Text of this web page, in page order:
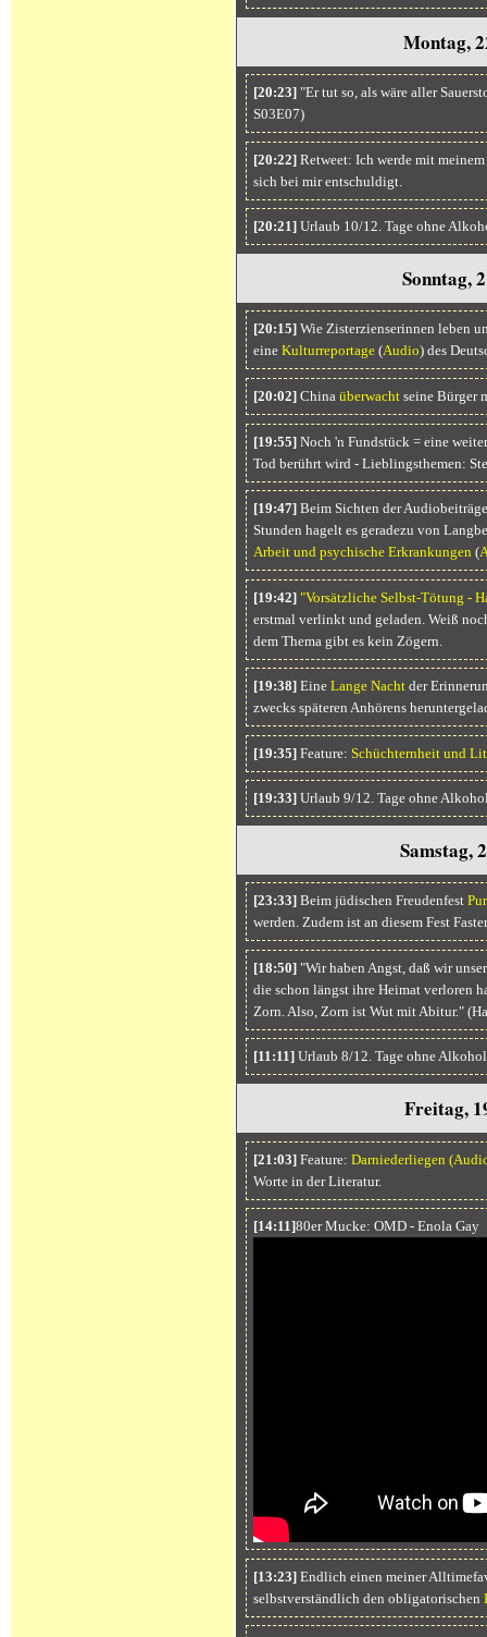
Montag,
[20:23]"Er tut so, als wäre aller
S03E07)
[20:22]Retweet: Ich werde mit
sich bei mir entschuldigt.
[20:21]Urlaub 10/12. Tage ohne
Sonntag,
[20:15]Wie Zisterzienserinnen leben
eine Kulturreportage(Audio) des
[20:02]China überwachtseine Bürger
[19:55]Noch 'n Fundstück = eine
Tod berührt wird - Lieblingsthemen:
[19:47]Beim Sichten der
Stunden hagelt es geradezu von
Arbeit und psychische Erkrankungen (
[19:42] "Vorsätzliche Selbst-Tötung -
erstmal verlinkt und geladen. Weiß
dem Thema gibt es kein Zögern.
[19:38]Eine Lange Nachtder
zwecks späteren Anhörens
[19:35]Feature: Schüchternheit und
[19:33]Urlaub 9/12. Tage ohne
Samstag,
[23:33]Beim jüdischen Freudenfest
werden. Zudem ist an diesem Fest
[18:50]"Wir haben Angst, daß wir
die schon längst ihre Heimat verloren
Zorn. Also, Zorn ist Wut mit Abitur."
[11:11]Urlaub 8/12. Tage ohne
Freitag,
[21:03]Feature: Darniederliegen
Worte in der Literatur.
[14:11]80er Mucke: OMD - Enola Gay
[13:23]Endlich einen meiner
selbstverständlich den obligatorischen